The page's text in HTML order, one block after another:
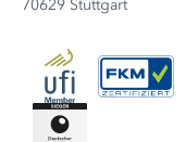
70629 Stuttgart